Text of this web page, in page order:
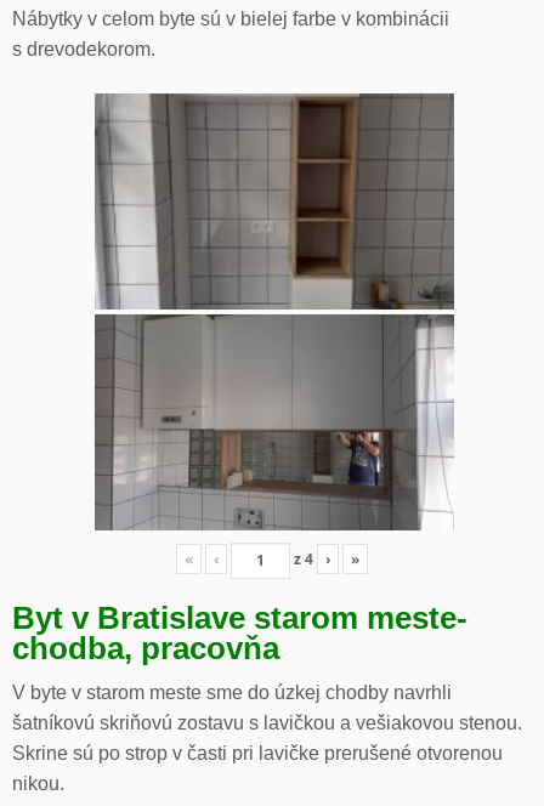
Nábytky v celom byte sú v bielej farbe v kombinácii
s drevodekorom.
« ‹ z4 › »
Byt v Bratislave starom meste-
chodba, pracovňa
V byte v starom meste sme do úzkej chodby navrhli
šatníkovú skriňovú zostavu s lavičkou a vešiakovou stenou.
Skrine sú po strop v časti pri lavičke prerušené otvorenou
nikou.